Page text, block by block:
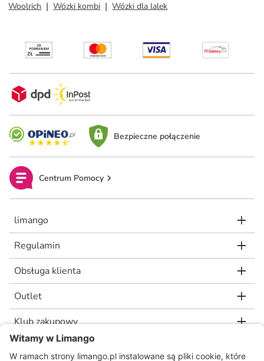
Woolrich
Wózki kombi Wózki dla lalek
Bezpieczne połączenie
Centrum Pomocy
limango
Regulamin
Obsługa klienta
Outlet
Klub zakupowy